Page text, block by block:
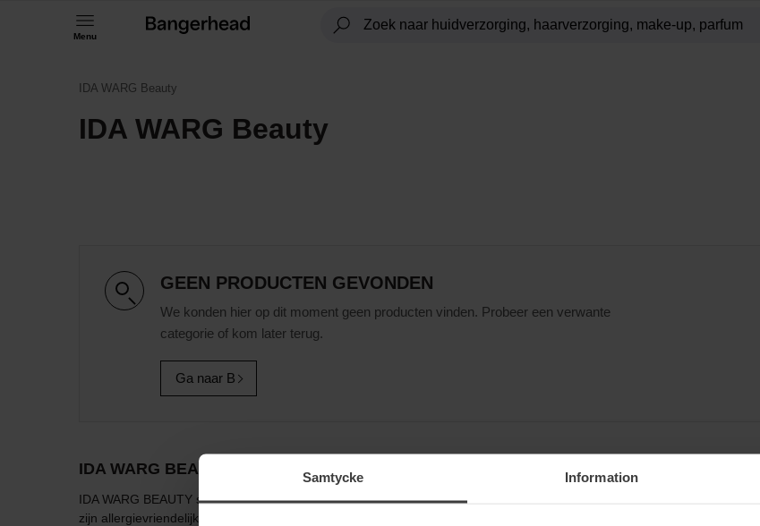
Samtycke Information
Menu
IDA WARG Beauty
IDA WARG Beauty
GEEN PRODUCTEN GEVONDEN
We konden hier op dit moment geen producten vinden. Probeer een verwante
categorie of kom later terug.
Ga naar B
IDA WARG BEAUTY
IDA WARG BEAUTY staat voor schoonheidsproducten van hoge kwaliteit, mooie verpakkingen en een betaalbare
zijn allergievriendelijk, 100% vegan, dierproefvrij en geproduceerd in Scandinavië. Het merk omvat